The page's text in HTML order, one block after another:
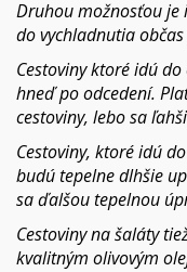
Druhou možnosťou je
do vychladnutia
Cestoviny ktoré idú
hneď po odcedení.
cestoviny, lebo sa
Cestoviny, ktoré idú
budú tepelne dlhšie
sa ďalšou tepelnou
Cestoviny na šaláty
kvalitným olivovým